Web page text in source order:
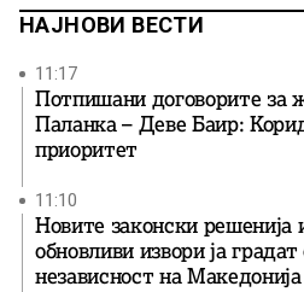
НАЈНОВИ ВЕСТИ
11:17
Потпишани договорите за
Паланка – Деве Баир:
приоритет
11:10
Новите законски решенија
обновливи извори ја
независност на Македонија